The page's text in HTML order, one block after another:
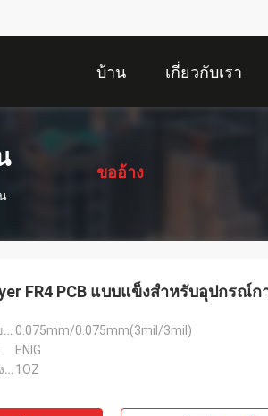
บ้าน เกี่ยวกับเรา
ขออ้าง
FR4 PCB แบบแข็งสำหรับอุปกรณ์
นาที. ความกว้างของเส้น: 0.075mm/0.075mm(3mil/3mil)
ENIG
ความหนาของทองแดง: 1OZ